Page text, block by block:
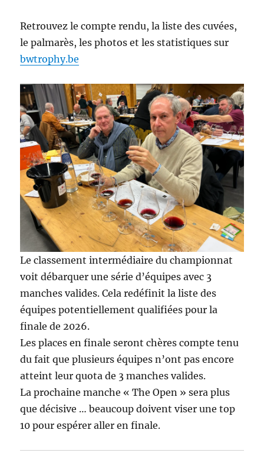
Retrouvez le compte rendu, la liste des cuvées,
le palmarès, les photos et les statistiques sur
bwtrophy.be
Le classement intermédiaire du championnat
voit débarquer une série d’équipes avec 3
manches valides. Cela redéfinit la liste des
équipes potentiellement qualifiées pour la
finale de 2026.
Les places en finale seront chères compte tenu
du fait que plusieurs équipes n’ont pas encore
atteint leur quota de 3 manches valides.
La prochaine manche « The Open » sera plus
que décisive … beaucoup doivent viser une top
10 pour espérer aller en finale.